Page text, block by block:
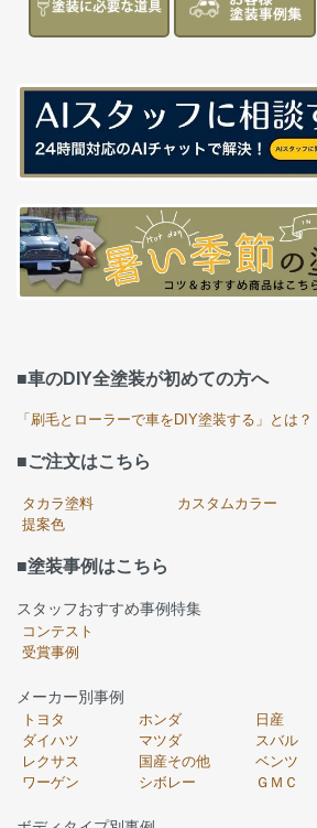
■車のDIY全塗装が初めての方へ
「刷毛とローラーで車をDIY塗装する」とは？
■ご注文はこちら
タカラ塗料
提案色
カスタムカラー
■塗装事例はこちら
スタッフおすすめ事例特集
コンテスト
受賞事例
メーカー別事例
トヨタ ホンダ 日産
ダイハツ
マツダ スバル
レクサス
国産その他 ベンツ
ワーゲン
シボレー ＧＭＣ